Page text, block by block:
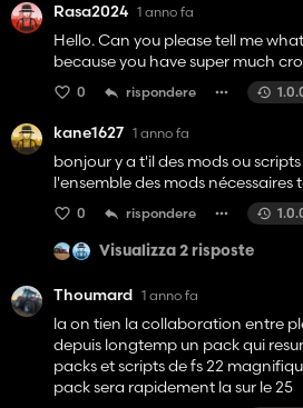
Rasa2024 1 anno fa
Hello. Can you please tell me
because you have super much
0 rispondere
kane1627 1 anno fa
bonjour y a t'il des mods ou
l'ensemble des mods nécessaires
0 rispondere
Visualizza 2 risposte
Thoumard 1 anno fa
la on tien la collaboration entre
depuis longtemp un pack qui
packs et scripts de fs 22
pack sera rapidement la sur le 25